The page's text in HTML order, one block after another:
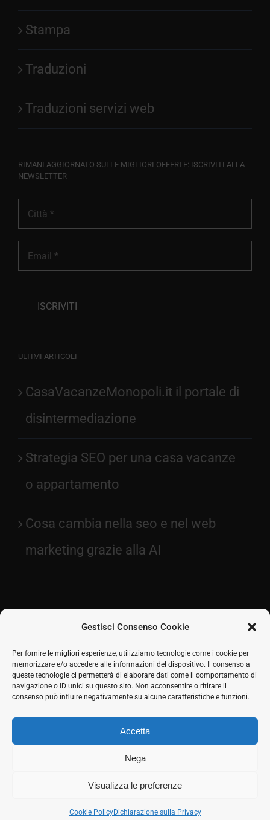
Gestisci Consenso Cookie
Per fornire le migliori esperienze, utilizziamo tecnologie come i cookie per
memorizzare e/o accedere alle informazioni del dispositivo. Il consenso a
queste tecnologie ci permetterà di elaborare dati come il comportamento di
navigazione o ID unici su questo sito. Non acconsentire o ritirare il
consenso può influire negativamente su alcune caratteristiche e funzioni.
Accetta
Nega
Visualizza le preferenze
Cookie PolicyDichiarazione sulla Privacy
Stampa
Traduzioni
Traduzioni servizi web
RIMANI AGGIORNATO SULLE MIGLIORI OFFERTE: ISCRIVITI ALLA
NEWSLETTER
ULTIMI ARTICOLI
CasaVacanzeMonopoli.it il portale di
disintermediazione
Strategia SEO per una casa vacanze
o appartamento
Cosa cambia nella seo e nel web
marketing grazie alla AI
2026 © SH Web s.r.l. Via Tre Settembre, 11 47891
Dogana (RSM) | Tel:
0549 941579 339 125 8380
COE SM21512
Seguici sui social
Facebook
Twitter
LinkedIn
Skype